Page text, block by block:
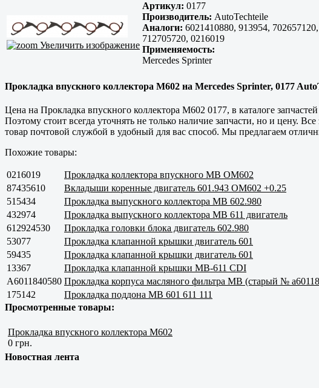
Увеличить изображение
Артикул: 0177
Производитель: AutoTechteile
Аналоги: 6021410880, 913954, 702657120,
712705720, 0216019
Применяемость:
Mercedes Sprinter
Прокладка впускного коллектора M602 на Mercedes Sprinter, 0177
Цена на Прокладка впускного коллектора M602 0177, в каталоге
Поэтому стоит всегда уточнять не только наличие запчасти, но и цену.
товар почтовой службой в удобный для вас способ. Мы предлагаем
Похожие товары:
0216019 Прокладка коллектора впускного MB OM602
87435610
Вкладыши коренные двигатель 601.943 OM602 +0.25
515434
Прокладка выпускного коллектора MB 602.980
432974
Прокладка выпускного коллектора MB 611 двигатель
612924530
Прокладка головки блока двигатель 602.980
53077
Прокладка клапанной крышки двигатель 601
59435
Прокладка клапанной крышки двигатель 601
13367
Прокладка клапанной крышки MB-611 CDI
A6011840580 Прокладка корпуса масляного фильтра МВ (старый №
175142
Прокладка поддона МВ 601 611 111
Просмотренные товары:
Прокладка впускного коллектора M602
0 грн.
Новостная лента